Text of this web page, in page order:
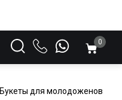
0
Букеты для молодоженов